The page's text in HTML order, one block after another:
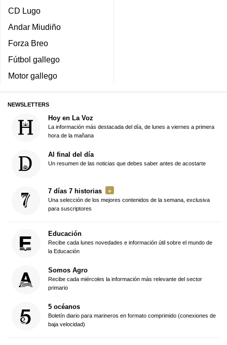
CD Lugo
Andar Miudiño
Forza Breo
Fútbol gallego
Motor gallego
NEWSLETTERS
Hoy en La Voz
La información más destacada del día, de lunes a viernes a primera
hora de la mañana
Al final del día
Un resumen de las noticias que debes saber antes de acostarte
7 días 7 historias
Una selección de los mejores contenidos de la semana, exclusiva
para suscriptores
Educación
Recibe cada lunes novedades e información útil sobre el mundo de
la Educación
Somos Agro
Recibe cada miércoles la información más relevante del sector
primario
5 océanos
Boletín diario para marineros en formato comprimido (conexiones de
baja velocidad)